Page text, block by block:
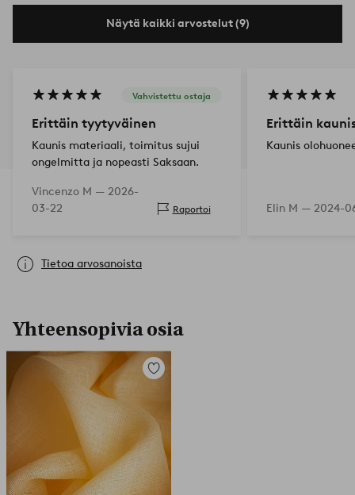
Näytä kaikki arvostelut (9)
Vahvistettu ostaja
Erittäin tyytyväinen
Kaunis materiaali, toimitus sujui
ongelmitta ja nopeasti Saksaan.
Vincenzo M — 2026-
03-22
Raportoi
Erittäin
Kaunis
Elin M — 2024-
Tietoa arvosanoista
Yhteensopivia osia
Lisää